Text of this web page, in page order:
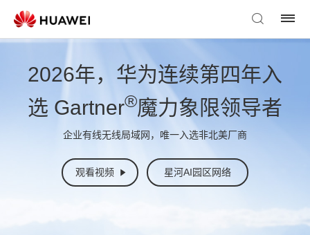
2026年，华为连续第四年入
选 Gartner®魔力象限领导者
企业有线无线局域网，唯一入选非北美厂商
观看视频 星河AI园区网络